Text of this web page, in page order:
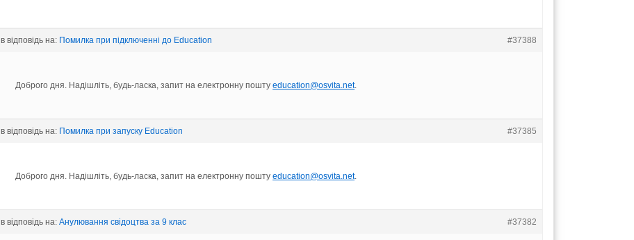
в відповідь на: Помилка при підключенні до Education #37388
Доброго дня. Надішліть, будь-ласка, запит на електронну пошту education@osvita.net.
в відповідь на: Помилка при запуску Education #37385
Доброго дня. Надішліть, будь-ласка, запит на електронну пошту education@osvita.net.
в відповідь на: Анулювання свідоцтва за 9 клас #37382